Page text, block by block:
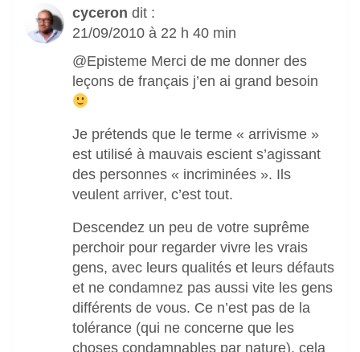
cyceron dit :
21/09/2010 à 22 h 40 min
@Episteme Merci de me donner des
leçons de français j’en ai grand besoin
Je prétends que le terme « arrivisme »
est utilisé à mauvais escient s’agissant
des personnes « incriminées ». Ils
veulent arriver, c’est tout.
Descendez un peu de votre suprême
perchoir pour regarder vivre les vrais
gens, avec leurs qualités et leurs défauts
et ne condamnez pas aussi vite les gens
différents de vous. Ce n’est pas de la
tolérance (qui ne concerne que les
choses condamnables par nature), cela